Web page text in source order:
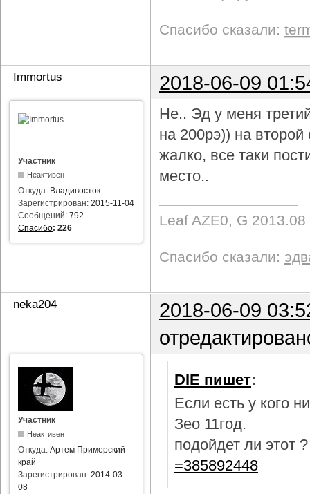
Спасибо сказали:
Immortus 2018-06-09
Участник
Неактивен
Откуда: Владивосток
Зарегистрирован: 2015-11-04
Сообщений: 792
Спасибо: 226
Не.. Эд у меня
на 200рэ)) на
жалко, все таки
место..
Leaf AZE0, G 2013.08
Спасибо сказали:
neka204
2018-06-09
Участник
Неактивен
Откуда: Артем Приморский
край
Зарегистрирован: 2014-03-
08
DIE пишет:
Если есть у кого
Зео 11год.
подойдет ли этот
=385892448